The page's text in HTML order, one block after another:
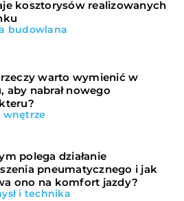
kosztorysów realizowanych
budowlana
warto wymienić w
aby nabrał nowego
wnętrze
polega działanie
pneumatycznego i jak
ono na komfort jazdy?
i technika